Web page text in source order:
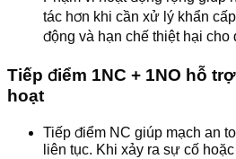
tác hơn khi cần xử lý khẩn
động và hạn chế thiệt hại cho
Tiếp điểm 1NC + 1NO hỗ
hoạt
Tiếp điểm NC giúp mạch an
liên tục. Khi xảy ra sự cố